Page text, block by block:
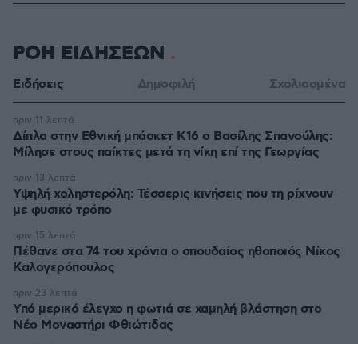
ΡΟΗ ΕΙΔΗΣΕΩΝ
Ειδήσεις Δημοφιλή Σχολιασμένα
Δίπλα στην Εθνική μπάσκετ Κ16 ο Βασίλης Σπανούλης:
Μίλησε στους παίκτες μετά τη νίκη επί της Γεωργίας
πριν 11 λεπτά
Υψηλή χοληστερόλη: Τέσσερις κινήσεις που τη ρίχνουν
με φυσικό τρόπο
πριν 13 λεπτά
Πέθανε στα 74 του χρόνια ο σπουδαίος ηθοποιός Νίκος
Καλογερόπουλος
πριν 15 λεπτά
Υπό μερικό έλεγχο η φωτιά σε χαμηλή βλάστηση στο
Νέο Μοναστήρι Φθιώτιδας
πριν 23 λεπτά